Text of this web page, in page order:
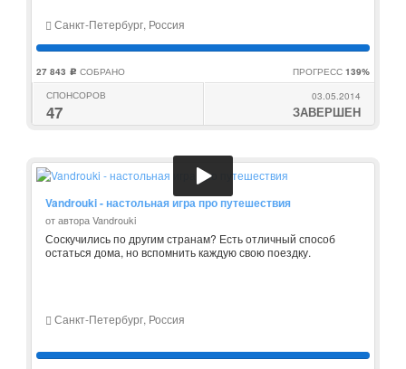
Санкт-Петербург, Россия
27 843 c СОБРАНО ПРОГРЕСС 139%
СПОНСОРОВ
47
03.05.2014
ЗАВЕРШЕН
Vandrouki - настольная игра про путешествия
от автора Vandrouki
Соскучились по другим странам? Есть отличный способ
остаться дома, но вспомнить каждую свою поездку.
Санкт-Петербург, Россия